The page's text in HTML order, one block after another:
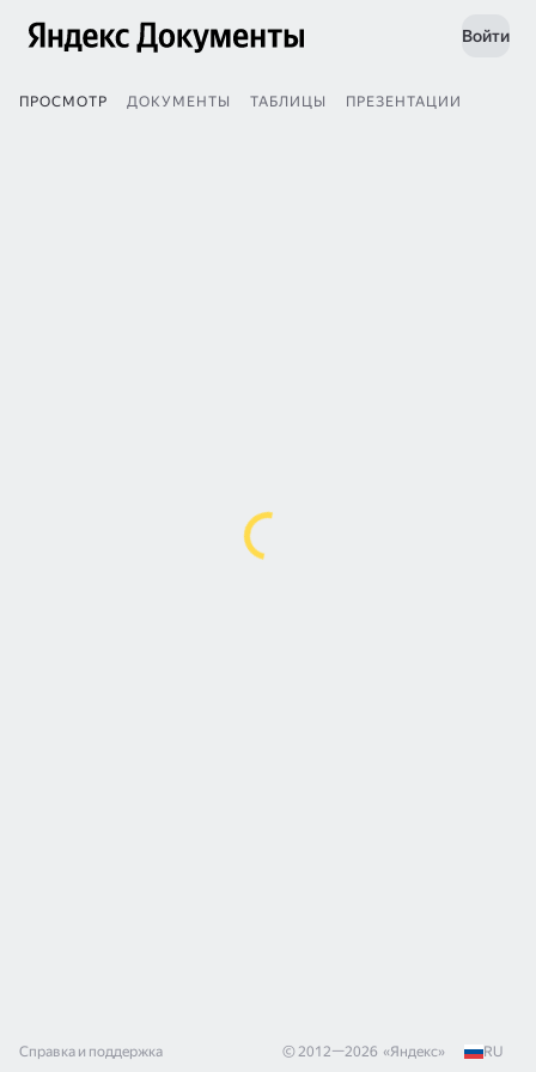
Войти
ПРОСМОТР ДОКУМЕНТЫ ТАБЛИЦЫ ПРЕЗЕНТАЦИИ
Справка и поддержка © 2012—2026 «Яндекс» RU